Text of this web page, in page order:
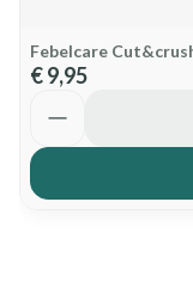
Febelcare
€ 9,95